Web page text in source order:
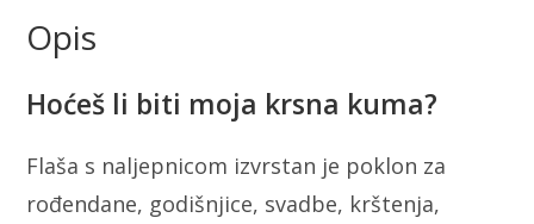
Opis
Hoćeš li biti moja krsna kuma?
Flaša s naljepnicom izvrstan je poklon za
rođendane, godišnjice, svadbe, krštenja,